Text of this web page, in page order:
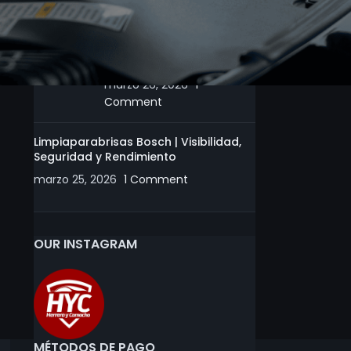
Motobombas | Tips y
marzo 26, 2026 1
Comment
Limpiaparabrisas Bosch | Visibilidad,
Seguridad y Rendimiento
marzo 25, 2026 1 Comment
OUR INSTAGRAM